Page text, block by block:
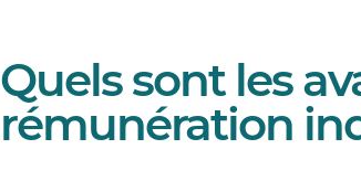
Quels sont les
rémunération